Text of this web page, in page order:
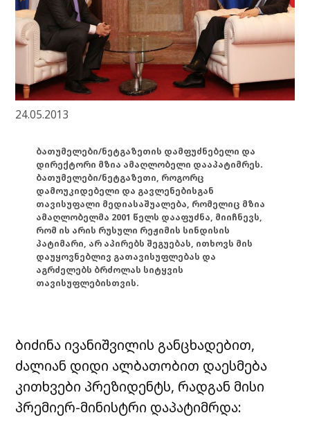
24.05.2013
ბათუმელები/ნეტგაზეთის დამფუძნებელი და
დირექტორი მზია ამაღლობელი დააპატიმრეს.
ბათუმელები/ნეტგაზეთი, როგორც
დამოუკიდებელი და გავლენებისგან
თავისუფალი მედიასაშუალება, რომელიც მზია
ამაღლობელმა 2001 წელს დააფუძნა, მიიჩნევს,
რომ ის არის რუსული რეჟიმის სინდისის
პატიმარი, არ აპირებს შეგუებას, ითხოვს მის
დაუყოვნებლივ გათავისუფლებას და
აგრძელებს ბრძოლას სიტყვის
თავისუფლებისთვის.
ბიძინა ივანიშვილის განცხადებით,
ძალიან დიდი ალბათობით დაესმება
კითხვები პრეზიდენტს, რადგან მისი
პრემიერ-მინისტრი დაპატიმრდა: